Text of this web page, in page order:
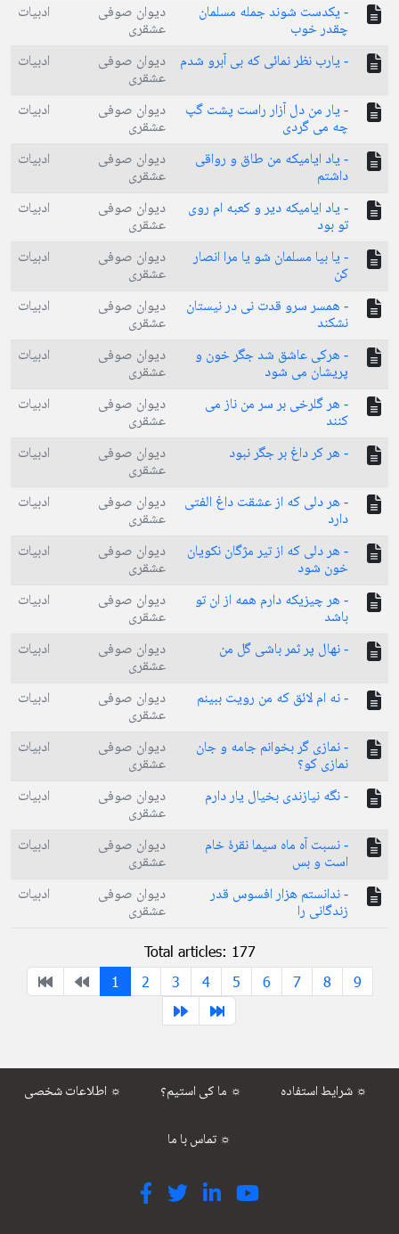
- یکدست شوند جمله مسلمان
چقدر خوب
دیوان صوفی
عشقری
ادبیات
- یارب نظر نمائی که بی آبرو شدم دیوان صوفی
عشقری
ادبیات
- یار من دل آزار راست پشت گپ
چه می گردی
دیوان صوفی
عشقری
ادبیات
- یاد ایامیکه من طاق و رواقی
داشتم
دیوان صوفی
عشقری
ادبیات
- یاد ایامیکه دیر و کعبه ام روی
تو بود
دیوان صوفی
عشقری
ادبیات
- یا بیا مسلمان شو یا مرا انصار
کن
دیوان صوفی
عشقری
ادبیات
- همسر سرو قدت نی در نیستان
نشکند
دیوان صوفی
عشقری
ادبیات
- هرکی عاشق شد جگر خون و
پریشان می شود
دیوان صوفی
عشقری
ادبیات
- هر گلرخی بر سر من ناز می
کنند
دیوان صوفی
عشقری
ادبیات
- هر کر داغ بر جگر نبود دیوان صوفی
عشقری
ادبیات
- هر دلی که از عشقت داغ الفتی
دارد
دیوان صوفی
عشقری
ادبیات
- هر دلی که از تیر مژگان نکویان
خون شود
دیوان صوفی
عشقری
ادبیات
- هر چیزیکه دارم همه از ان تو
باشد
دیوان صوفی
عشقری
ادبیات
- نهال پر ثمر باشی گل من دیوان صوفی
عشقری
ادبیات
- نه ام لائق که من رویت ببینم دیوان صوفی
عشقری
ادبیات
- نمازی گر بخوانم جامه و جان
نمازی کو؟
دیوان صوفی
عشقری
ادبیات
- نگه نیازندی بخیال یار دارم دیوان صوفی
عشقری
ادبیات
- نسبت آه ماه سیما نقرۀ خام
است و بس
دیوان صوفی
عشقری
ادبیات
- ندانستم هزار افسوس قدر
زندگانی را
دیوان صوفی
عشقری
ادبیات
Total articles: 177
1
2 3 4 5 6 7 8 9
اطلاعات شخصی ☼ ما کی استیم؟ ☼ شرایط استفاده ☼
تماس با ما ☼